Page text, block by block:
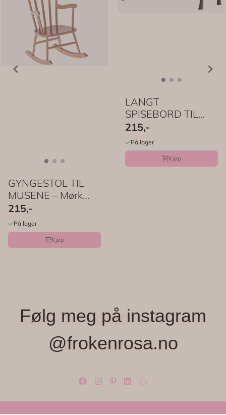
GYNGESTOL TIL
MUSENE – Mørk
pudder – Maileg
215,-
På lager
Kjøp
LANGT
SPISEBORD TIL
MUSENE – Tre –
Maileg
215,-
På lager
Kjøp
Følg meg på instagram
@frokenrosa.no